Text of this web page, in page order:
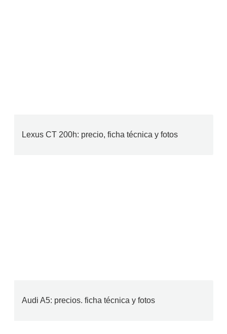
Lexus CT 200h: precio, ficha técnica y fotos
Audi A5: precios. ficha técnica y fotos